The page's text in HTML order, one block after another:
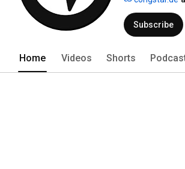
Subscribe
Home Videos Shorts